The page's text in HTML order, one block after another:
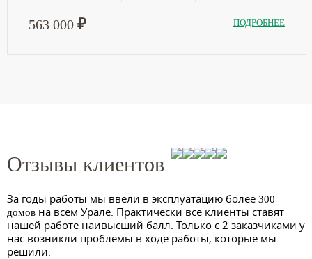
563 000 ₽ ПОДРОБНЕЕ
Отзывы клиентов
За годы работы мы ввели в эксплуатацию более 300
домов на всем Урале. Практически все клиенты ставят
нашей работе наивысший балл. Только с 2 заказчиками у
нас возникли проблемы в ходе работы, которые мы
решили.